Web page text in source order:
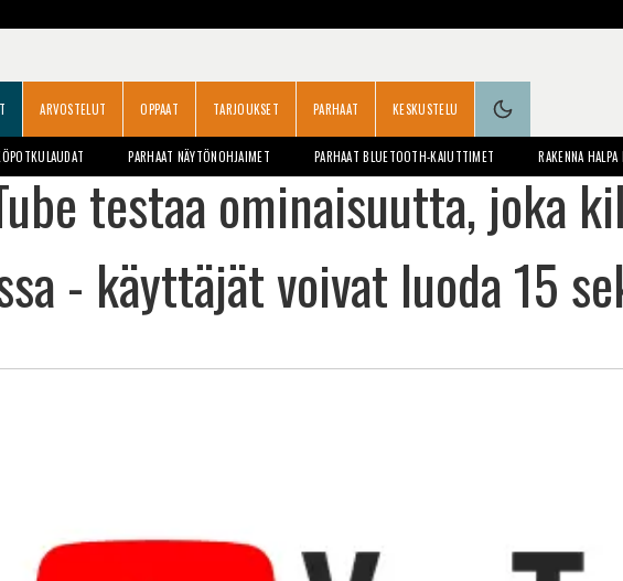
ARVOSTELUT OPPAAT TARJOUKSET PARHAAT KESKUSTELU
PARHAAT NÄYTÖNOHJAIMET PARHAAT BLUETOOTH-KAIUTTIMET RAKENNA HALPA
testaa ominaisuutta, joka
- käyttäjät voivat luoda 15